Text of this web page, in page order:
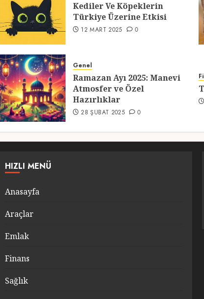
Kediler Ve Köpeklerin
Türkiye Üzerine Etkisi
12 MART 2025 0
Genel
Ramazan Ayı 2025: Manevi
Atmosfer ve Özel
Hazırlıklar
28 ŞUBAT 2025 0
HIZLI MENÜ
Anasayfa
Araçlar
Emlak
Finans
Sağlık